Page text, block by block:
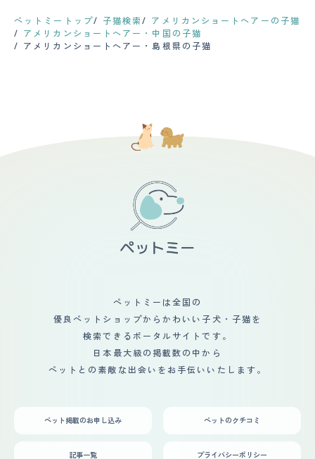
タベタし過ぎずお互いが干渉し過ぎず好きなことをやって
いるくらいが良いみたいです。私とすれば、もっと触った
り可愛がりたいのですがそれがだめなようです。ライトタ
り、今でもたまに頻尿を起こします。年に一度健康診断を
兼ねて、ワクチン接種に連れていきます。 【鳴き声】 ほ
ぼ１日寝て過ごすのであまり鳴きません。 通常の鳴き声
で人間のよう。寝ているだけで可愛い。 販売イベント
で、なんだかつまらなさそうにしていたのが印象的。 猫
を飼うのは初めてだったので、うまくいくか大いに心配し
軽に行けなくなったのは少し残念。 妻と二人暮らしだっ
たので、もしこの猫がいなかったら夫婦仲が今頃ヤバかっ
たのではないか（離婚）、とよく話します。
思います。よく周りを見ていますし、相手を信頼すればそ
の人に忠実になる気がします。厳しく叱ったりするのでは
なく、淡々としつけをすることでスムーズに身に付きま
なので、水分が少なくならないように気をつけてあげた
り、ドライフードよりウェットフードにしたりして気を付
ということもありません。甘えるときに小さい声ですこし
連続して鳴き続けますが、それ以外ではめったにたくさん
鳴くことはありません。 【総評】 とても賢くて、家族の
ことをよく見ている猫だと思います。甘えん坊なのに、家
族のことをいちばんに助けてくれようとするところがとて
も可愛いです。出会いは、ペットショップですがらほんと
やらかしてくれて気が猫にいき、喧嘩が中断なんてよくあ
ります。喧嘩をすることも減った気がします。
ペットミートップ 子猫検索
アメリカンショートヘアーの子猫
アメリカンショートヘアー・中国の子猫
アメリカンショートヘアー・島根県の子猫
ペットミーは全国の
優良ペットショップからかわいい子犬・子猫を
検索できるポータルサイトです。
日本最大級の掲載数の中から
ペットとの素敵な出会いをお手伝いいたします。
ペット掲載のお申し込み ペットのクチコミ
記事一覧 プライバシーポリシー